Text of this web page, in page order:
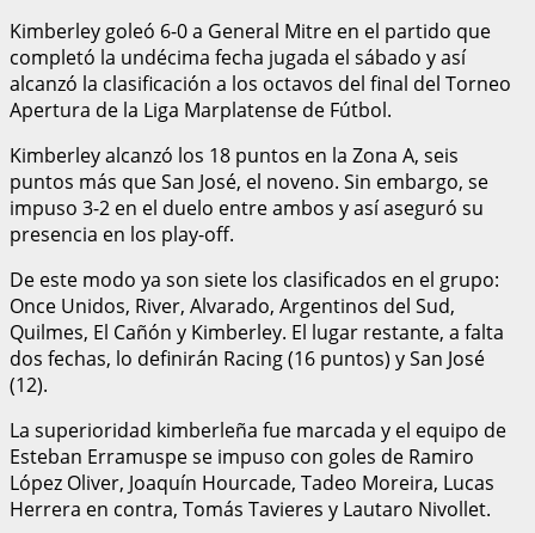
Kimberley goleó 6-0 a General Mitre en el partido que
completó la undécima fecha jugada el sábado y así
alcanzó la clasificación a los octavos del final del Torneo
Apertura de la Liga Marplatense de Fútbol.
Kimberley alcanzó los 18 puntos en la Zona A, seis
puntos más que San José, el noveno. Sin embargo, se
impuso 3-2 en el duelo entre ambos y así aseguró su
presencia en los play-off.
De este modo ya son siete los clasificados en el grupo:
Once Unidos, River, Alvarado, Argentinos del Sud,
Quilmes, El Cañón y Kimberley. El lugar restante, a falta
dos fechas, lo definirán Racing (16 puntos) y San José
(12).
La superioridad kimberleña fue marcada y el equipo de
Esteban Erramuspe se impuso con goles de Ramiro
López Oliver, Joaquín Hourcade, Tadeo Moreira, Lucas
Herrera en contra, Tomás Tavieres y Lautaro Nivollet.